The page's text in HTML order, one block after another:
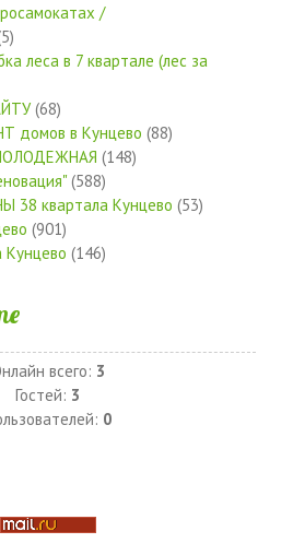
/
леса в 7 квартале (лес за
(68)
домов в Кунцево (88)
(148)
(588)
квартала Кунцево (53)
(901)
(146)
всего: 3
Гостей: 3
0